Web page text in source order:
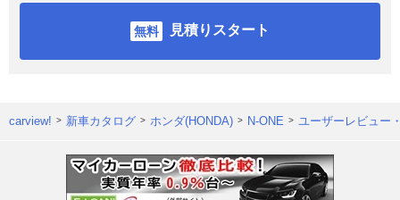
見積りスタート
carview! 新車カタログ ホンダ(HONDA) N-ONE ユーザーレビュー